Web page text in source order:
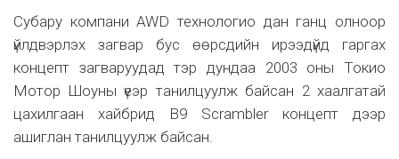
Субару компани AWD технологио дан ганц олноор
үйлдвэрлэх загвар бус өөрсдийн ирээдүйд гаргах
концепт загваруудад тэр дундаа 2003 оны Токио
Мотор Шоуны үеэр танилцуулж байсан 2 хаалгатай
цахилгаан хайбрид B9 Scrambler концепт дээр
ашиглан танилцуулж байсан.